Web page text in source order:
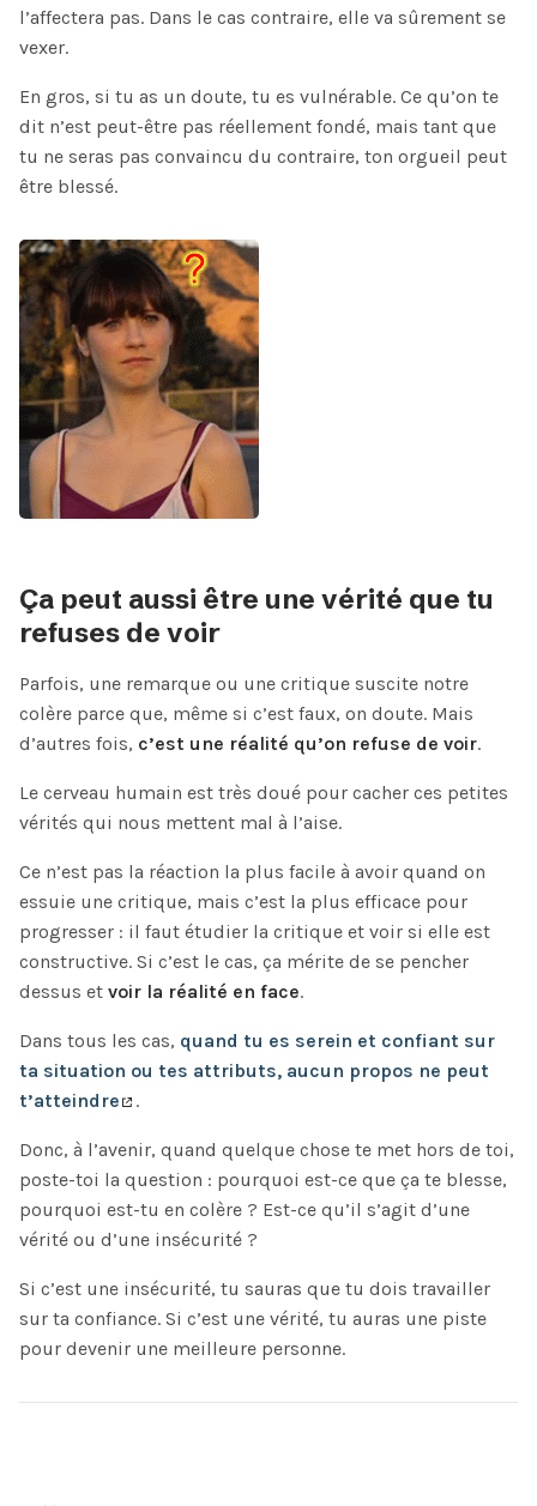
l’affectera pas. Dans le cas contraire, elle va sûrement se
vexer.
En gros, si tu as un doute, tu es vulnérable. Ce qu’on te
dit n’est peut-être pas réellement fondé, mais tant que
tu ne seras pas convaincu du contraire, ton orgueil peut
être blessé.
Ça peut aussi être une vérité que tu
refuses de voir
Parfois, une remarque ou une critique suscite notre
colère parce que, même si c’est faux, on doute. Mais
d’autres fois, c’est une réalité qu’on refuse de voir.
Le cerveau humain est très doué pour cacher ces petites
vérités qui nous mettent mal à l’aise.
Ce n’est pas la réaction la plus facile à avoir quand on
essuie une critique, mais c’est la plus efficace pour
progresser : il faut étudier la critique et voir si elle est
constructive. Si c’est le cas, ça mérite de se pencher
dessus et voir la réalité en face.
Dans tous les cas, quand tu es serein et confiant sur
ta situation ou tes attributs, aucun propos ne peut
t’atteindre
.
Donc, à l’avenir, quand quelque chose te met hors de toi,
poste-toi la question : pourquoi est-ce que ça te blesse,
pourquoi est-tu en colère ? Est-ce qu’il s’agit d’une
vérité ou d’une insécurité ?
Si c’est une insécurité, tu sauras que tu dois travailler
sur ta confiance. Si c’est une vérité, tu auras une piste
pour devenir une meilleure personne.